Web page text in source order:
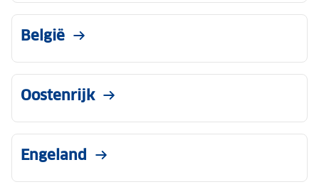
België
Oostenrijk
Engeland